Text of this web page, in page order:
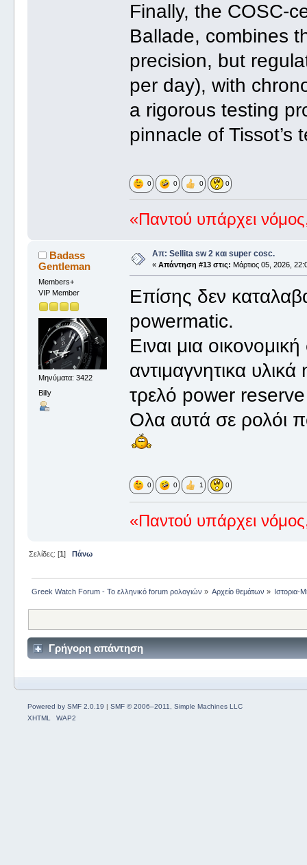
Finally, the COSC-
Ballade, combines
precision, but
per day), with
a rigorous testing
pinnacle of Tissot’s
0 0 0 0
«Παντού υπάρχει
Badass
Gentleman
Members+
VIP Member
Μηνύματα: 3422
Billy
Απ: Sellita sw 2 και super cosc.
« Απάντηση #13 στις: Μάρτιος 05, 2026,
Επίσης δεν
powermatic.
Ειναι μια
αντιμαγνητικα
τρελό power
Ολα αυτά σε ρολόι
0 0 1 0
«Παντού υπάρχει
Σελίδες: [1] Πάνω
Greek Watch Forum - Το ελληνικό forum ρολογιών » Αρχείο θεμάτων » Ιστορια-
Γρήγορη απάντηση
Powered by SMF 2.0.19 | SMF © 2006–2011, Simple Machines LLC
XHTML
WAP2